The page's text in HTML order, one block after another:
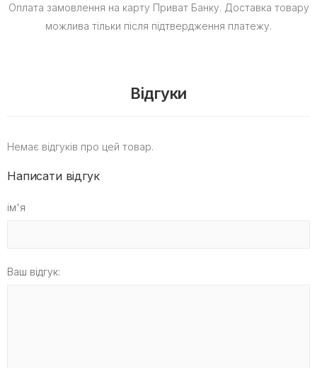
Оплата замовлення на карту Приват Банку. Доставка товару
можлива тільки після підтвердження платежу.
Відгуки
Немає відгуків про цей товар.
Написати відгук
ім'я
Ваш відгук: